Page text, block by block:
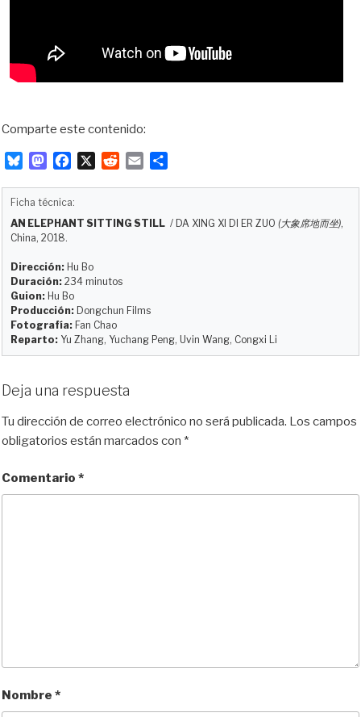
Comparte este contenido:
u
s
y
M
o
o
n
b
o
k
X
i
l
a
Ficha técnica:
AN ELEPHANT SITTING STILL / DA XING XI DI ER ZUO (大象席地而坐),
China, 2018.
Dirección: Hu Bo
Duración: 234 minutos
Guion: Hu Bo
Producción: Dongchun Films
Fotografía: Fan Chao
Reparto: Yu Zhang, Yuchang Peng, Uvin Wang, Congxi Li
Deja una respuesta
Tu dirección de correo electrónico no será publicada. Los campos
obligatorios están marcados con *
Comentario *
Nombre *